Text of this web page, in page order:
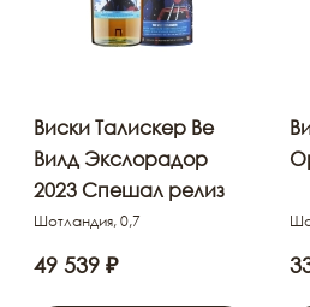
Виски Талискер Ве
Вилд Экслорадор
2023 Спешал релиз
Шотландия, 0,7
49 539 ₽